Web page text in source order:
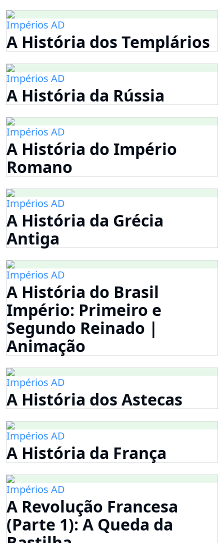
Impérios AD
A História dos Templários
Impérios AD
A História da Rússia
Impérios AD
A História do Império
Romano
Impérios AD
A História da Grécia
Antiga
Impérios AD
A História do Brasil
Império: Primeiro e
Segundo Reinado |
Animação
Impérios AD
A História dos Astecas
Impérios AD
A História da França
Impérios AD
A Revolução Francesa
(Parte 1): A Queda da